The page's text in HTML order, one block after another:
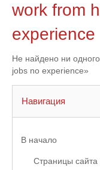
КОНТАКТЫ
work from
experience
Не найдено ни
jobs no experience»
Навигация
В начало
Страницы сайта